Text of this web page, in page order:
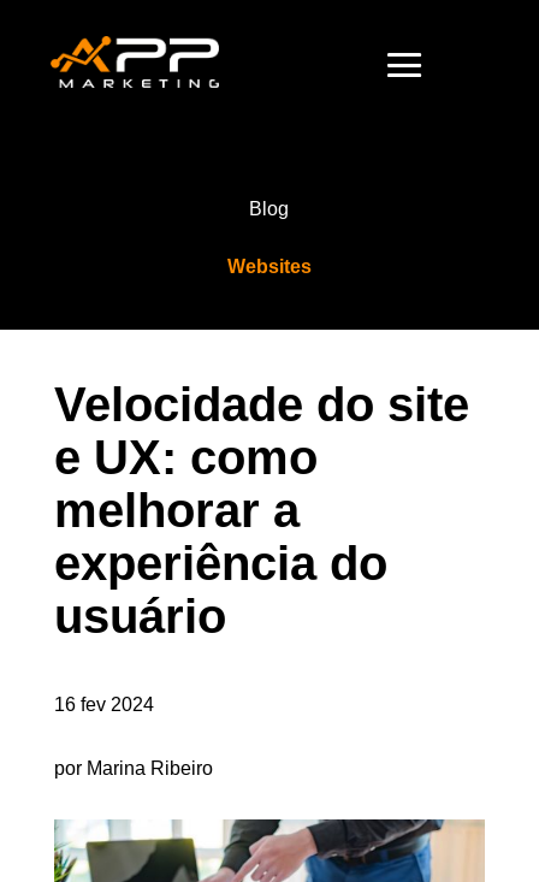
Blog
Websites
Velocidade do site
e UX: como
melhorar a
experiência do
usuário
16 fev 2024
por Marina Ribeiro